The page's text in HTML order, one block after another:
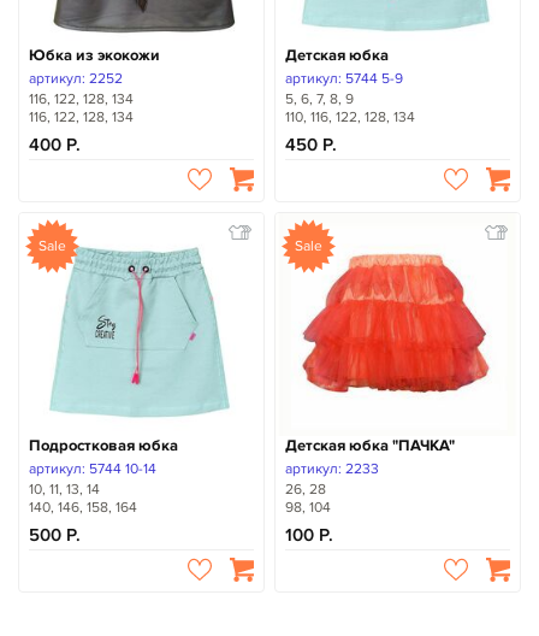
Юбка из экокожи
артикул: 2252
116, 122, 128, 134
116, 122, 128, 134
400
Детская юбка
артикул: 5744 5-9
5, 6, 7, 8, 9
110, 116, 122, 128, 134
450
Sale
Подростковая юбка
артикул: 5744 10-14
10, 11, 13, 14
140, 146, 158, 164
500
Sale
Детская юбка "ПАЧКА"
артикул: 2233
26, 28
98, 104
100